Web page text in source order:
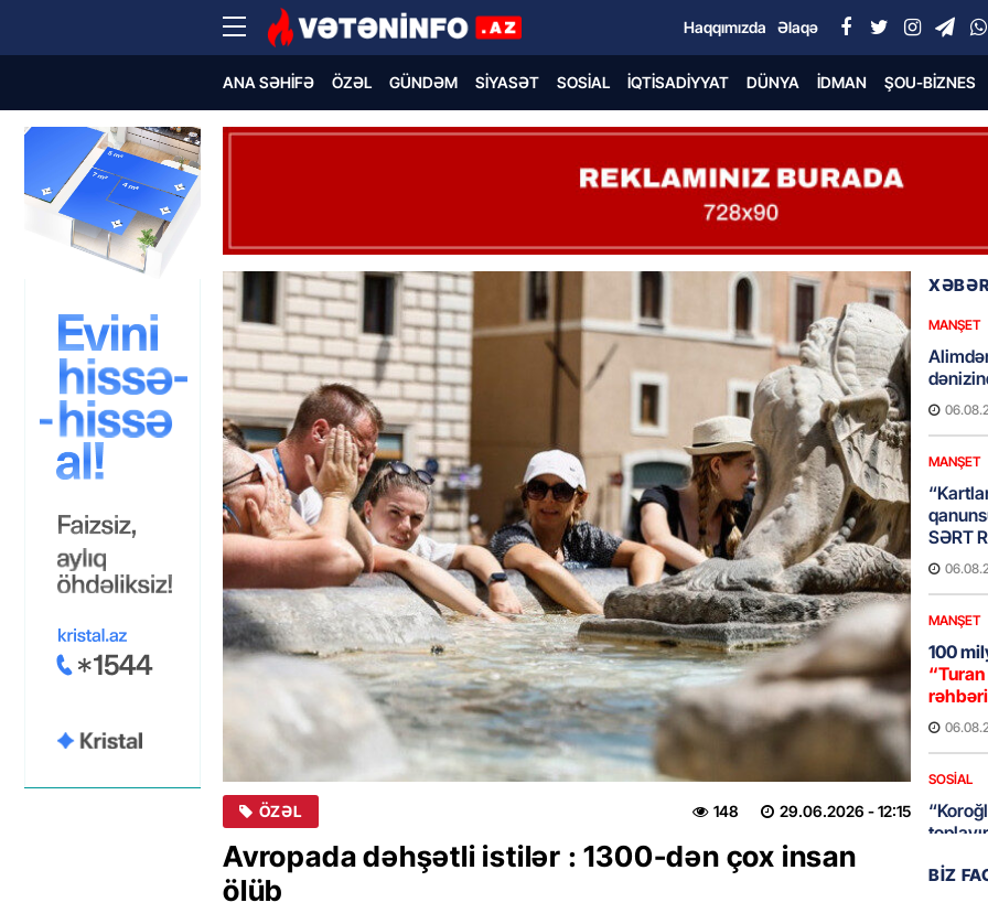
Haqqımızda Əlaqə
ANA SƏHIFƏ ÖZƏL GÜNDƏM SIYASƏT SOSIAL İQTISADIYYAT DÜNYA İDMAN ŞOU-BIZNES
ÖZƏL 29.06.2026 - 12:15
148
Avropada dəhşətli istilər : 1300-dən çox insan
ölüb
MANŞET
MANŞET
SƏRT
MANŞET
100
rəhbəri
SOSIAL
BIZ